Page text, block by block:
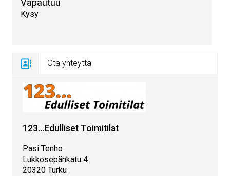
Vapautuu
Kysy
Ota yhteyttä
123...Edulliset Toimitilat
Pasi Tenho
Lukkosepänkatu 4
20320 Turku